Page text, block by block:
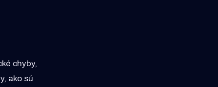
chyby,
ako sú